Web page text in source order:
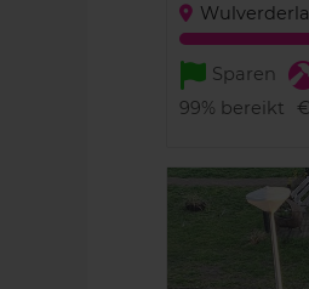
Sparen
99% bereikt